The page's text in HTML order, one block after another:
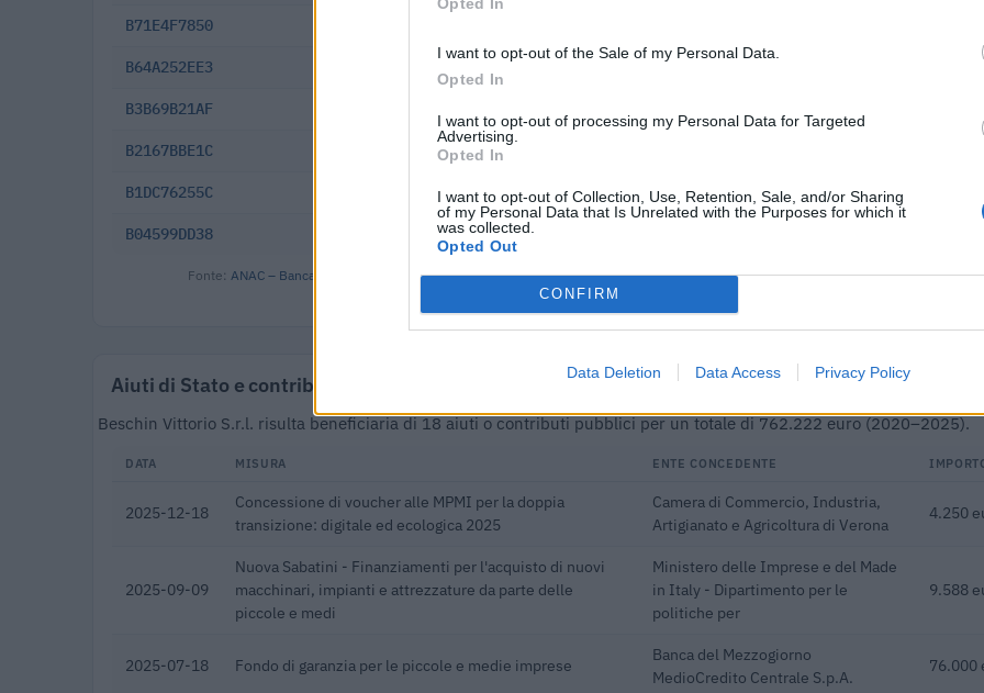
I want to opt-out of the Sale of my Personal Data.
Opted In
I want to opt-out of processing my Personal Data for Targeted
Advertising.
Opted In
I want to opt-out of Collection, Use, Retention, Sale, and/or Sharing
of my Personal Data that Is Unrelated with the Purposes for which it
was collected.
Opted Out
CONFIRM
Data Deletion Data Access Privacy Policy
B71E4F7850
B64A252EE3 39.000 euro
B3B69B21AF
B2167BBE1C 2024-06-10
B1DC76255C 2024-05-29 5.000 euro
B04599DD38 2024-02-16
Fonte: ANAC – Banca Dati Nazionale Contratti Pubblici(Open Data, licenza CC BY-SA 4.0). Ogni CIG e' verificabile sul portale ANAC.
Aiuti di Stato e contributi pubblici
Beschin Vittorio S.r.l. risulta beneficiaria di 18 aiuti o contributi pubblici per un totale di 762.222 euro (2020–2025).
DATA MISURA ENTE CONCEDENTE
2025-12-18
Concessione di voucher alle MPMI per la doppia
transizione: digitale ed ecologica 2025
Camera di Commercio, Industria,
Artigianato e Agricoltura di Verona
4.250
2025-09-09
Nuova Sabatini - Finanziamenti per l'acquisto di nuovi
macchinari, impianti e attrezzature da parte delle
piccole e medi
Ministero delle Imprese e del Made
in Italy - Dipartimento per le
politiche per
9.588
2025-07-18 Fondo di garanzia per le piccole e medie imprese
Banca del Mezzogiorno
MedioCredito Centrale S.p.A.
76.000